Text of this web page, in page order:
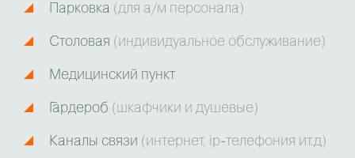
Парковка (для а/м персонала)
Столовая (индивидуальное обслуживание)
Медицинский пункт
Гардероб (шкафчики и душевые)
Каналы связи (интернет, ip-телефония ит.д)